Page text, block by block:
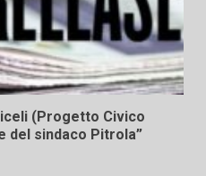
(Progetto Civico
del sindaco Pitrola”